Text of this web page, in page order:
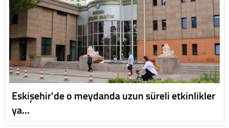
Eskişehir'de o meydanda uzun süreli etkinlikler
ya…